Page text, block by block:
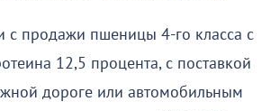
с продажи пшеницы 4-го класса с
12,5 процента, с поставкой
дороге или автомобильным